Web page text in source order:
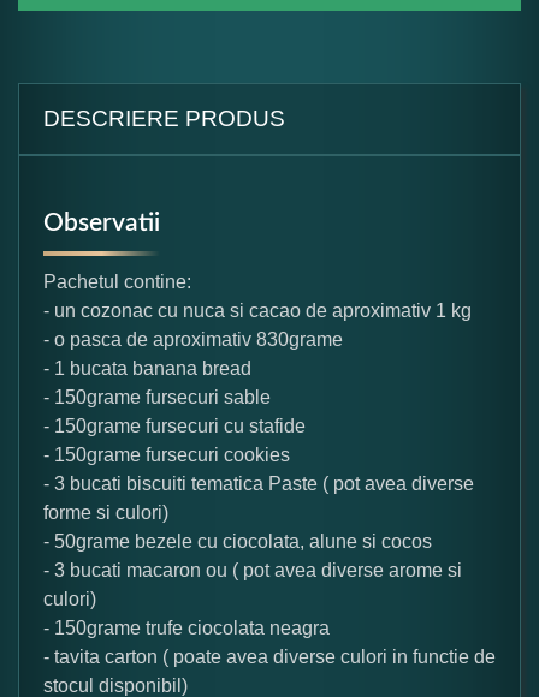
DESCRIERE PRODUS
Observatii
Pachetul contine:
- un cozonac cu nuca si cacao de aproximativ 1 kg
- o pasca de aproximativ 830grame
- 1 bucata banana bread
- 150grame fursecuri sable
- 150grame fursecuri cu stafide
- 150grame fursecuri cookies
- 3 bucati biscuiti tematica Paste ( pot avea diverse
forme si culori)
- 50grame bezele cu ciocolata, alune si cocos
- 3 bucati macaron ou ( pot avea diverse arome si
culori)
- 150grame trufe ciocolata neagra
- tavita carton ( poate avea diverse culori in functie de
stocul disponibil)